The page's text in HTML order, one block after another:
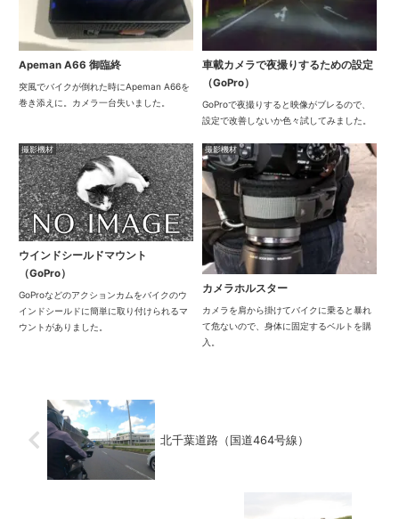
Apeman A66 御臨終
突風でバイクが倒れた時にApeman A66を
巻き添えに。カメラ一台失いました。
車載カメラで夜撮りするための設定
（GoPro）
GoProで夜撮りすると映像がブレるので、
設定で改善しないか色々試してみました。
撮影機材
ウインドシールドマウント
（GoPro）
GoProなどのアクションカムをバイクのウ
インドシールドに簡単に取り付けられるマ
ウントがありました。
撮影機材
カメラホルスター
カメラを肩から掛けてバイクに乗ると暴れ
て危ないので、身体に固定するベルトを購
入。
北千葉道路（国道464号線）